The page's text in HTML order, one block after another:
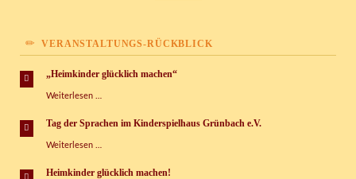
VERANSTALTUNGS-RÜCKBLICK
„Heimkinder glücklich machen“
Weiterlesen …
machen“
Tag der Sprachen im Kinderspielhaus Grünbach e.V.
Weiterlesen …
Sprachen
Heimkinder glücklich machen!